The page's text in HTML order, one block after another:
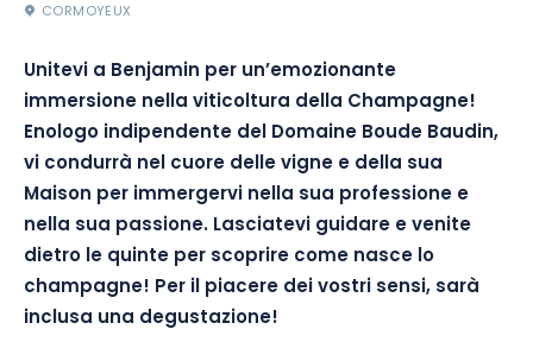
CORMOYEUX
Unitevi a Benjamin per un’emozionante
immersione nella viticoltura della Champagne!
Enologo indipendente del Domaine Boude Baudin,
vi condurrà nel cuore delle vigne e della sua
Maison per immergervi nella sua professione e
nella sua passione. Lasciatevi guidare e venite
dietro le quinte per scoprire come nasce lo
champagne! Per il piacere dei vostri sensi, sarà
inclusa una degustazione!